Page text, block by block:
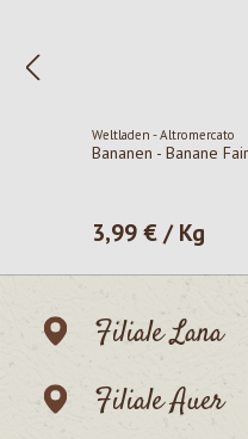
Weltladen - Altromercato
Bananen - Banane
Regulärer Preis:
3,99 € / Kg
Filiale Lana
Filiale Auer